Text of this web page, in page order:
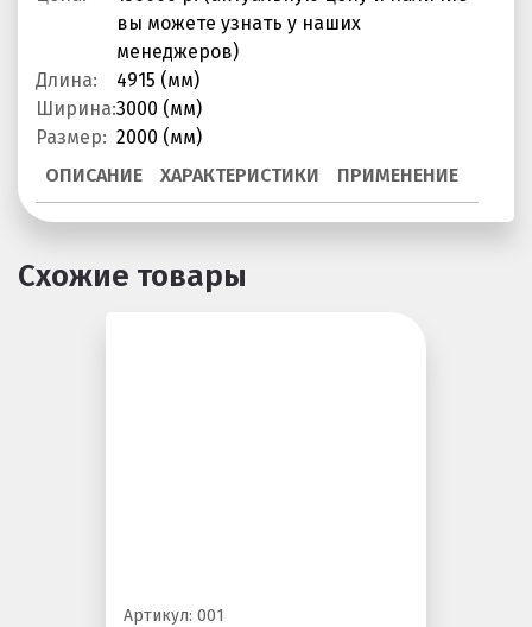
Покрытие для эксплуатируемой кровли
Покрытия детских площадок
Покрытия для беговых дорожек
Покрытия для спортивных площадок
Универсальные антискользящие покрытия
Резиновая брусчатка
Резиновая крошка
вы можете узнать у наших
менеджеров)
Длина:
4915 (мм)
Ширина:3000 (мм)
Размер: 2000 (мм)
ОПИСАНИЕ
ХАРАКТЕРИСТИКИ ПРИМЕНЕНИЕ
Схожие товары
Артикул: 001